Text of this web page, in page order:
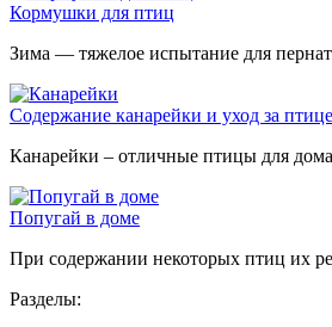
Кормушки для птиц
Зима — тяжелое испытание для
Содержание канарейки и уход за
Канарейки – отличные птицы для
Попугай в доме
При содержании некоторых птиц их
Разделы: